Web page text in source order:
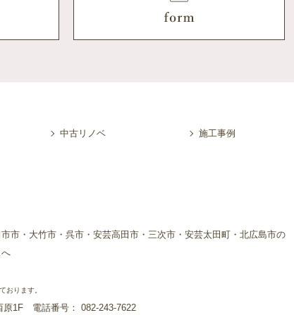
中古リノベ 施工事例
市・大竹市・呉市・安芸高田市・三次市・安芸太田町・北広島市の
おります。
原1F 電話番号： 082-243-7622